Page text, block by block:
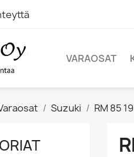
VARAOSAT
Suzuki RM 85